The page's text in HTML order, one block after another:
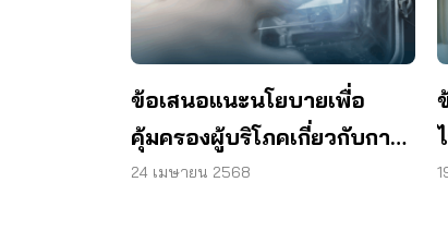
ข้อเสนอแนะนโยบายเพื่อ
คุ้มครองผู้บริโภคเกี่ยวกับการ
แก้ไขปัญหาค่าไฟฟ้าแพง ปี
24 เมษายน 2568